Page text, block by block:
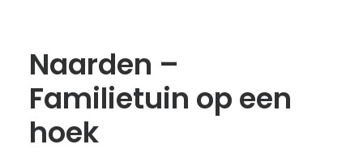
Naarden –
Familietuin op een
hoek